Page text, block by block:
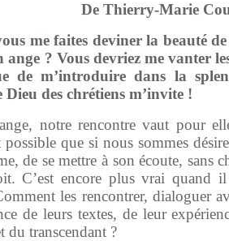
De Thierry-Marie
me faites deviner la beauté
ange ? Vous devriez me vanter
de m’introduire dans la
Dieu des chrétiens m’invite !
notre rencontre vaut pour
possible que si nous sommes
de se mettre à son écoute, sans
C’est encore plus vrai quand
les rencontrer, dialoguer
de leurs textes, de leur
du transcendant ?